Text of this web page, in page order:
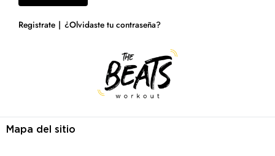
Registrate ¿Olvidaste tu contraseña?
Mapa del sitio